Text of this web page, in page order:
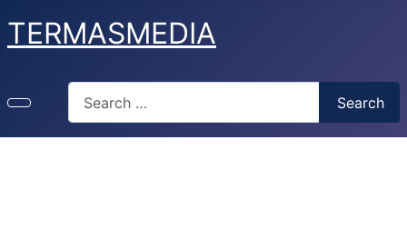
TERMASMEDIA
Search